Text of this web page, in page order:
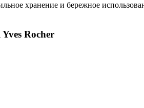
хранение и бережное
Rocher